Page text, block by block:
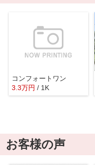
コンフォートワン
3.3万円 / 1K
お客様の声